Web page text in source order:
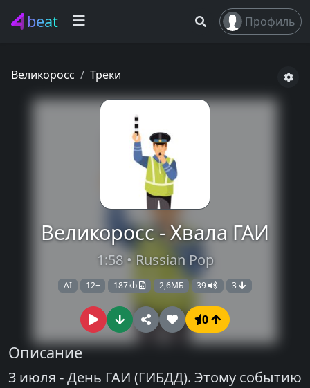
beat Профиль
Великоросс Треки
Великоросс - Хвала ГАИ
1:58 • Russian Pop
AI 12+ 187kb 2,6МБ 39 3
0
Описание
3 июля - День ГАИ (ГИБДД). Этому событию